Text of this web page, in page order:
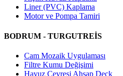
Liner (PVC) Kaplama
Motor ve Pompa Tamiri
BODRUM - TURGUTREİS
Cam Mozaik Uygulaması
Filtre Kumu Değişimi
Havuz Çevresi Ahşap Deck